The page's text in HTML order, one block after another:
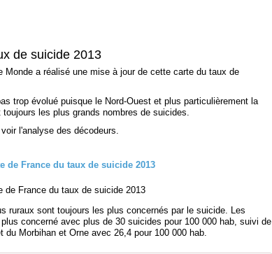
de suicide 2013
Monde a réalisé une mise à jour de cette carte du taux de
trop évolué puisque le Nord-Ouest et plus particulièrement la
les plus grands nombres de suicides.
l'analyse des décodeurs.
de France du taux de suicide 2013
ruraux sont toujours les plus concernés par le suicide. Les
concerné avec plus de 30 suicides pour 100 000 hab, suivi de
du Morbihan et Orne avec 26,4 pour 100 000 hab.